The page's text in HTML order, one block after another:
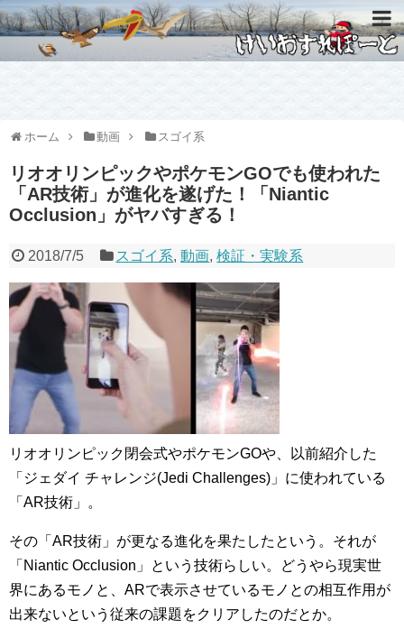
ホーム 動画 スゴイ系
リオオリンピックやポケモンGOでも使われた
「AR技術」が進化を遂げた！「Niantic
Occlusion」がヤバすぎる！
2018/7/5 スゴイ系,動画,検証・実験系
リオオリンピック閉会式やポケモンGOや、以前紹介した
「ジェダイ チャレンジ(Jedi Challenges)」に使われている
「AR技術」。
その「AR技術」が更なる進化を果たしたという。それが
「Niantic Occlusion」という技術らしい。どうやら現実世
界にあるモノと、ARで表示させているモノとの相互作用が
出来ないという従来の課題をクリアしたのだとか。